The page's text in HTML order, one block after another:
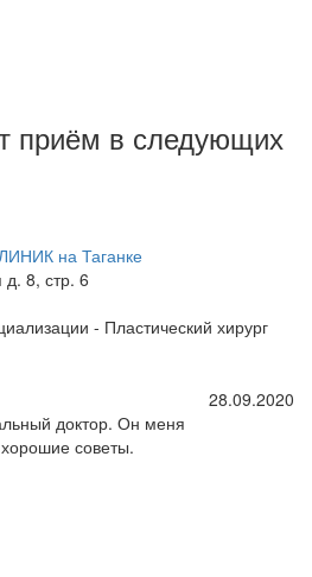
приём в следующих
на Таганке
8, стр. 6
- Пластический хирург
28.09.2020
доктор. Он меня
советы.